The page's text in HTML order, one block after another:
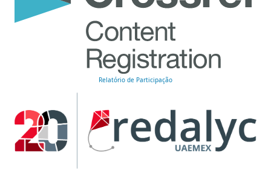
Relatório de Participação